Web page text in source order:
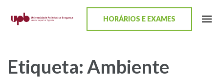
HORÁRIOS E EXAMES
Etiqueta: Ambiente